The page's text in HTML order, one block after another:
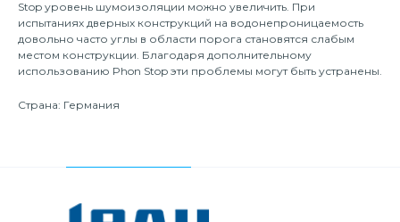
Stop уровень шумоизоляции можно увеличить. При
испытаниях дверных конструкций на водонепроницаемость
довольно часто углы в области порога становятся слабым
местом конструкции. Благодаря дополнительному
использованию Phon Stop эти проблемы могут быть устранены.
Страна: Германия